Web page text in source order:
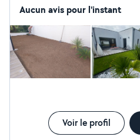
personne que vous
de vous rencontrer.
Aucun avis pour l'instant
Voir le profil